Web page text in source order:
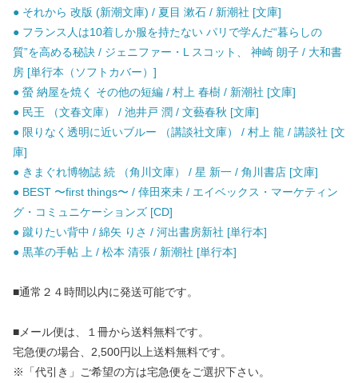
● それから 改版 (新潮文庫) / 夏目 漱石 / 新潮社 [文庫]
● フランス人は10着しか服を持たない パリで学んだ“暮らしの
質”を高める秘訣 / ジェニファー・L スコット、 神崎 朗子 / 大和書
房 [単行本（ソフトカバー）]
● 螢 納屋を焼く その他の短編 / 村上 春樹 / 新潮社 [文庫]
● 民王 （文春文庫） / 池井戸 潤 / 文藝春秋 [文庫]
● 限りなく透明に近いブルー （講談社文庫） / 村上 龍 / 講談社 [文
庫]
● きまぐれ博物誌 続 （角川文庫） / 星 新一 / 角川書店 [文庫]
● BEST 〜first things〜 / 倖田來未 / エイベックス・マーケティン
グ・コミュニケーションズ [CD]
● 蹴りたい背中 / 綿矢 りさ / 河出書房新社 [単行本]
● 黒革の手帖 上 / 松本 清張 / 新潮社 [単行本]
■通常２４時間以内に発送可能です。
■メール便は、１冊から送料無料です。
宅急便の場合、2,500円以上送料無料です。
※「代引き」ご希望の方は宅急便をご選択下さい。